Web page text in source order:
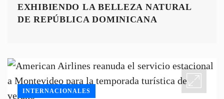
EXHIBIENDO LA BELLEZA NATURAL
DE REPÚBLICA DOMINICANA
INTERNACIONALES